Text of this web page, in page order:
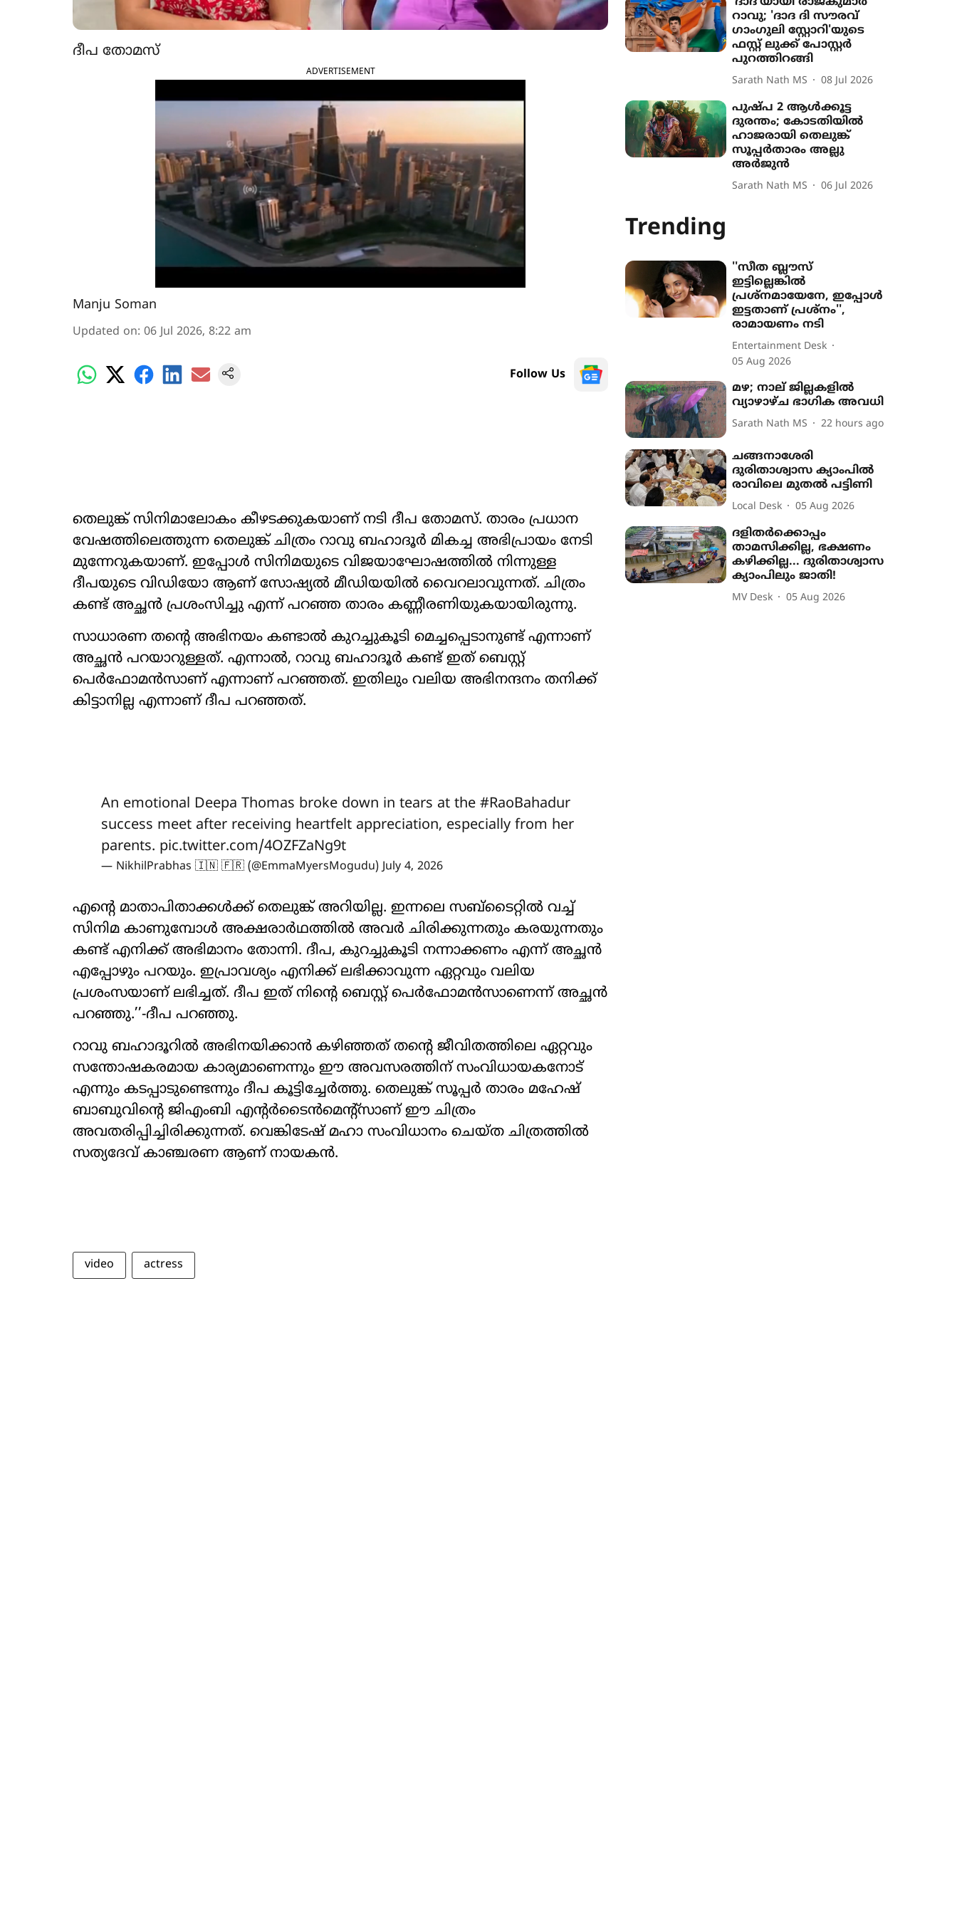
ദീപ തോമസ്
ADVERTISEMENT
Manju Soman
Updated on: 06 Jul 2026, 8:22 am
Follow Us
തെലുങ്ക് സിനിമാലോകം കീഴടക്കുകയാണ് നടി ദീപ തോമസ്. താരം പ്രധാന
വേഷത്തിലെത്തുന്ന തെലുങ്ക് ചിത്രം റാവു ബഹാദൂർ മികച്ച അഭിപ്രായം നേടി
മുന്നേറുകയാണ്. ഇപ്പോൾ സിനിമയുടെ വിജയാഘോഷത്തിൽ നിന്നുള്ള
ദീപയുടെ വിഡിയോ ആണ് സോഷ്യൽ മീഡിയയിൽ വൈറലാവുന്നത്. ചിത്രം
കണ്ട് അച്ഛൻ പ്രശംസിച്ചു എന്ന് പറഞ്ഞ താരം കണ്ണീരണിയുകയായിരുന്നു.
സാധാരണ തന്‍റെ അഭിനയം കണ്ടാൽ കുറച്ചുകൂടി മെച്ചപ്പെടാനുണ്ട് എന്നാണ്
അച്ഛൻ പറയാറുള്ളത്. എന്നാൽ, റാവു ബഹാദൂർ കണ്ട് ഇത് ബെസ്റ്റ്
പെർഫോമൻസാണ് എന്നാണ് പറഞ്ഞത്. ഇതിലും വലിയ അഭിനന്ദനം തനിക്ക്
കിട്ടാനില്ല എന്നാണ് ദീപ പറഞ്ഞത്.
An emotional Deepa Thomas broke down in tears at the #RaoBahadur
success meet after receiving heartfelt appreciation, especially from her
parents. pic.twitter.com/4OZFZaNg9t
— NikhilPrabhas 🇮🇳 🇫🇷 (@EmmaMyersMogudu)July 4, 2026
എന്‍റെ മാതാപിതാക്കള്‍ക്ക് തെലുങ്ക് അറിയില്ല. ഇന്നലെ സബ്ടൈറ്റില്‍ വച്ച്
സിനിമ കാണുമ്പോള്‍ അക്ഷരാര്‍ഥത്തില്‍ അവര്‍ ചിരിക്കുന്നതും കരയുന്നതും
കണ്ട് എനിക്ക് അഭിമാനം തോന്നി. ദീപ, കുറച്ചുകൂടി നന്നാക്കണം എന്ന് അച്ഛന്‍
എപ്പോഴും പറയും. ഇപ്രാവശ്യം എനിക്ക് ലഭിക്കാവുന്ന ഏറ്റവും വലിയ
പ്രശംസയാണ് ലഭിച്ചത്. ദീപ ഇത് നിന്‍റെ ബെസ്റ്റ് പെര്‍ഫോമന്‍സാണെന്ന് അച്ഛന്‍
പറഞ്ഞു.’’-ദീപ പറഞ്ഞു.
റാവു ബഹാദൂറിൽ അഭിനയിക്കാൻ കഴിഞ്ഞത് തന്റെ ജീവിതത്തിലെ ഏറ്റവും
സന്തോഷകരമായ കാര്യമാണെന്നും ഈ അവസരത്തിന് സംവിധായകനോട്
എന്നും കടപ്പാടുണ്ടെന്നും ദീപ കൂട്ടിച്ചേർത്തു. തെലുങ്ക് സൂപ്പര്‍ താരം മഹേഷ്
ബാബുവിന്റെ ജിഎംബി എന്റർടൈൻമെന്റ്സാണ് ഈ ചിത്രം
അവതരിപ്പിച്ചിരിക്കുന്നത്. വെങ്കിടേഷ് മഹാ സംവിധാനം ചെയ്ത ചിത്രത്തില്‍
സത്യദേവ് കാഞ്ചരണ ആണ് നായകന്‍.
video actress
റാവു; 'ദാദ ദി സൗരവ്
ഗാംഗുലി സ്റ്റോറി'യുടെ
ഫസ്റ്റ് ലുക്ക് പോസ്റ്റർ
പുറത്തിറങ്ങി
Sarath Nath MS 08 Jul 2026
പുഷ്പ 2 ആൾക്കൂട്ട
ദുരന്തം; കോടതിയിൽ
ഹാജരായി തെലുങ്ക്
സൂപ്പർതാരം അല്ലു
അർജുൻ
Sarath Nath MS 06 Jul 2026
Trending
''സീത ബ്ലൗസ്
ഇട്ടില്ലെങ്കിൽ
പ്രശ്നമായേനേ, ഇപ്പോൾ
ഇട്ടതാണ് പ്രശ്നം'',
രാമായണം നടി
Entertainment Desk
05 Aug 2026
മഴ; നാല് ജില്ലകളിൽ
വ്യാഴാഴ്ച ഭാഗിക അവധി
Sarath Nath MS 22 hours ago
ചങ്ങനാശേരി
ദുരിതാശ്വാസ ക്യാംപിൽ
രാവിലെ മുതൽ പട്ടിണി
Local Desk 05 Aug 2026
ദളിതർക്കൊപ്പം
താമസിക്കില്ല, ഭക്ഷണം
കഴിക്കില്ല... ദുരിതാശ്വാസ
ക്യാംപിലും ജാതി!
MV Desk 05 Aug 2026